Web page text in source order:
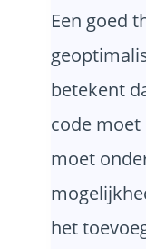
Een goed
betekent
code moet
moet
het